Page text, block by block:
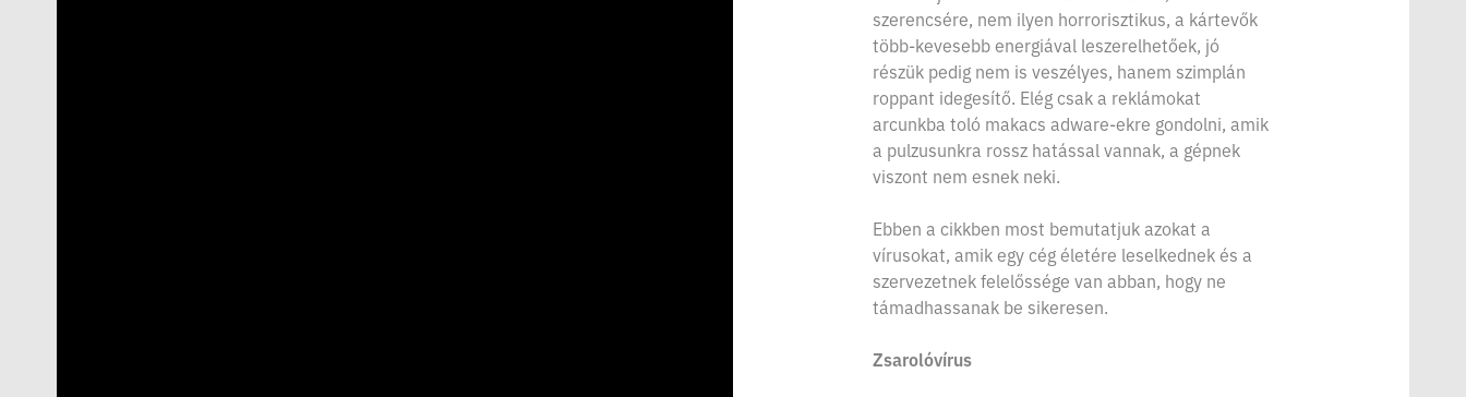
szerencsére, nem ilyen horrorisztikus, a kártevők
több-kevesebb energiával leszerelhetőek, jó
részük pedig nem is veszélyes, hanem szimplán
roppant idegesítő. Elég csak a reklámokat
arcunkba toló makacs adware-ekre gondolni, amik
a pulzusunkra rossz hatással vannak, a gépnek
viszont nem esnek neki.
Ebben a cikkben most bemutatjuk azokat a
vírusokat, amik egy cég életére leselkednek és a
szervezetnek felelőssége van abban, hogy ne
támadhassanak be sikeresen.
Zsarolóvírus